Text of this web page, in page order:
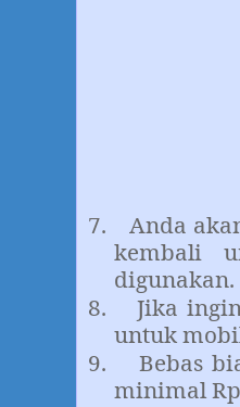
7.
Anda
kembali
digunakan.
8.
Jika
untuk
9.
Bebas
minimal